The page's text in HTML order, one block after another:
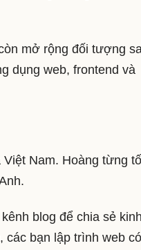
mở rộng đối tượng
dụng web, frontend và
Nam. Hoàng từng
blog để chia sẻ kinh
các bạn lập trình web